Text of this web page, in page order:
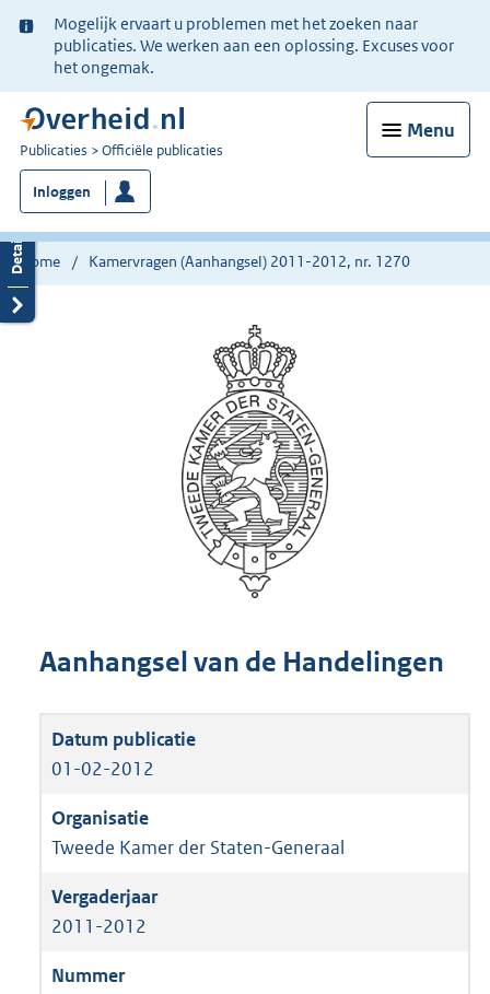
Ter
informatie:
Mogelijk ervaart u problemen met het zoeken naar
publicaties. We werken aan een oplossing. Excuses voor
het ongemak.
Menu
U
bent
nu
hier:
Publicaties Officiële publicaties
Inloggen
Home Kamervragen (Aanhangsel) 2011-2012, nr. 1270
Aanhangsel van de Handelingen
01-02-2012
Tweede Kamer der Staten-Generaal
2011-2012